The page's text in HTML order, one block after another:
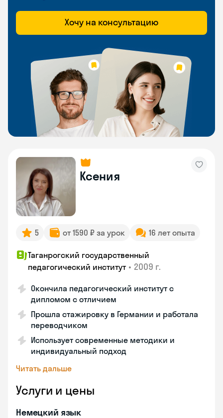
Хочу на консультацию
Ксения
5 от 1590 ₽ за урок 16 лет опыта
Таганрогский государственный
педагогический институт • 2009 г.
Окончила педагогический институт с
дипломом с отличием
Прошла стажировку в Германии и работала
переводчиком
Использует современные методики и
индивидуальный подход
Читать дальше
Услуги и цены
Немецкий язык